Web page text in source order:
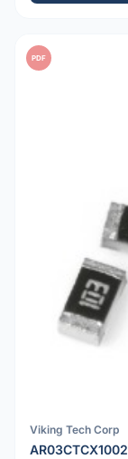
PDF
Viking Tech Corp
AR03CTCX1002